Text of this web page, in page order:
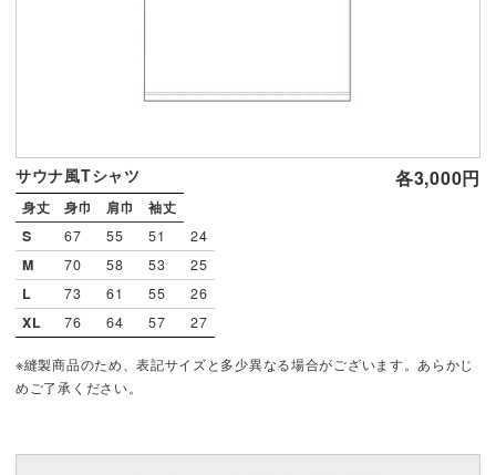
サウナ風Tシャツ 各3,000円
身丈 身巾 肩巾
袖丈
S
67 55 51
24
M
70 58 53
25
L
73 61 55
26
XL
76 64 57 27
※縫製商品のため、表記サイズと多少異なる場合がございます。あらかじ
めご了承ください。